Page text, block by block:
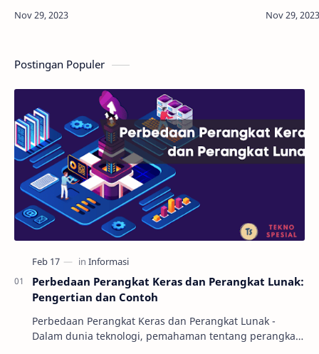
kesayanganmu ke jaring…
Peduli
Postingan Populer
Perbedaan Perangkat Keras dan Perangkat Lunak:
Pengertian dan Contoh
Perbedaan Perangkat Keras dan Perangkat Lunak -
Dalam dunia teknologi, pemahaman tentang perangkat